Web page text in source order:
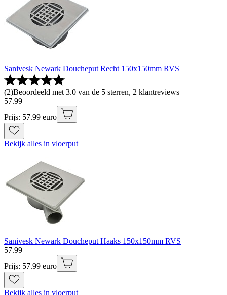
Sanivesk Newark Doucheput Recht 150x150mm RVS
(2)Beoordeeld met 3.0 van de 5 sterren, 2 klantreviews
57.99
Prijs: 57.99 euro
Bekijk alles in vloerput
Sanivesk Newark Doucheput Haaks 150x150mm RVS
57.99
Prijs: 57.99 euro
Bekijk alles in vloerput